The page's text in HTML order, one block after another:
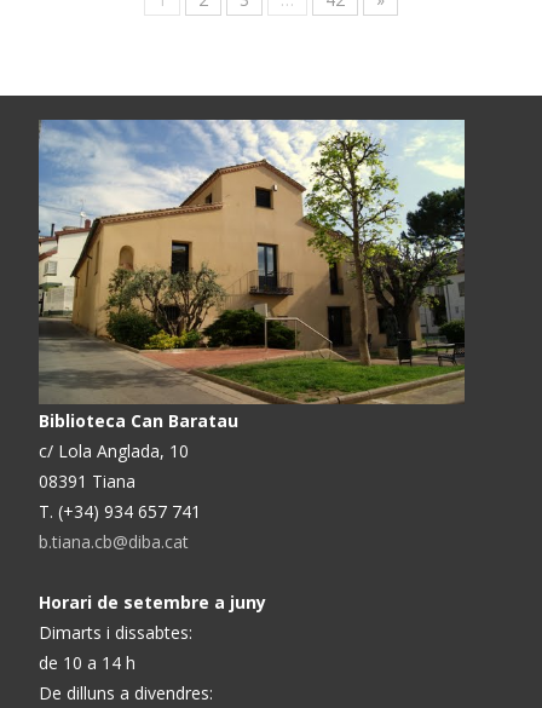
Biblioteca Can Baratau
c/ Lola Anglada, 10
08391 Tiana
T. (+34) 934 657 741
b.tiana.cb@diba.cat
Horari de setembre a juny
Dimarts i dissabtes:
de 10 a 14 h
De dilluns a divendres: